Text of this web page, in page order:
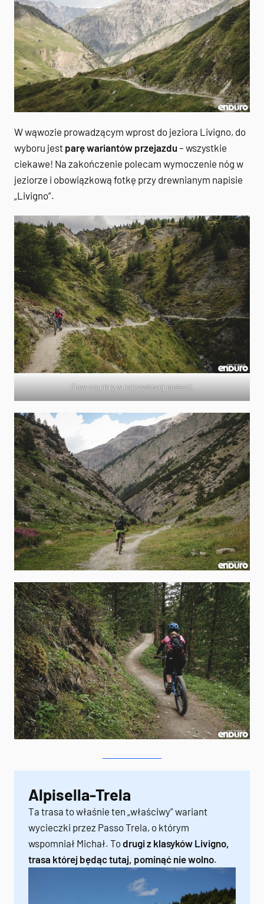
W wąwozie prowadzącym wprost do jeziora Livigno, do
wyboru jest parę wariantów przejazdu– wszystkie
ciekawe! Na zakończenie polecam wymoczenie nóg w
jeziorze i obowiązkową fotkę przy drewnianym napisie
„Livigno”.
Flow-country w najczystszej postaci.
Alpisella-Trela
Ta trasa to właśnie ten „właściwy” wariant
wycieczki przez Passo Trela, o którym
wspomniał Michał. Todrugi z klasyków Livigno,
trasa której będąc tutaj, pominąć nie wolno.